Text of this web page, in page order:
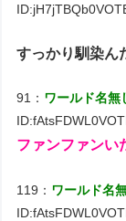
すっかり馴染ん
91： ワールド名無
ファンファンい
119： ワールド名